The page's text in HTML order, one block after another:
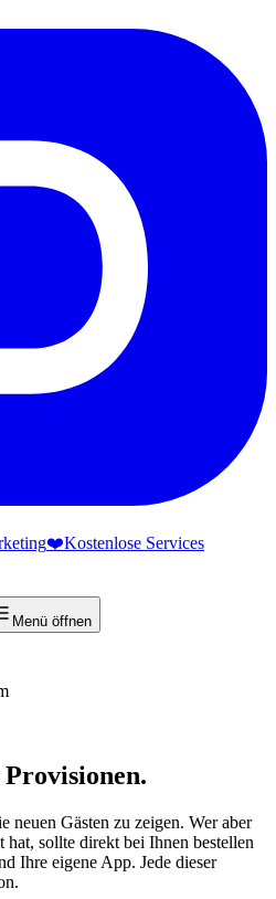
❤️Kostenlose Services
Menü öffnen
neuen Gästen zu zeigen. Wer aber
hat, sollte direkt bei Ihnen bestellen
Ihre eigene App. Jede dieser